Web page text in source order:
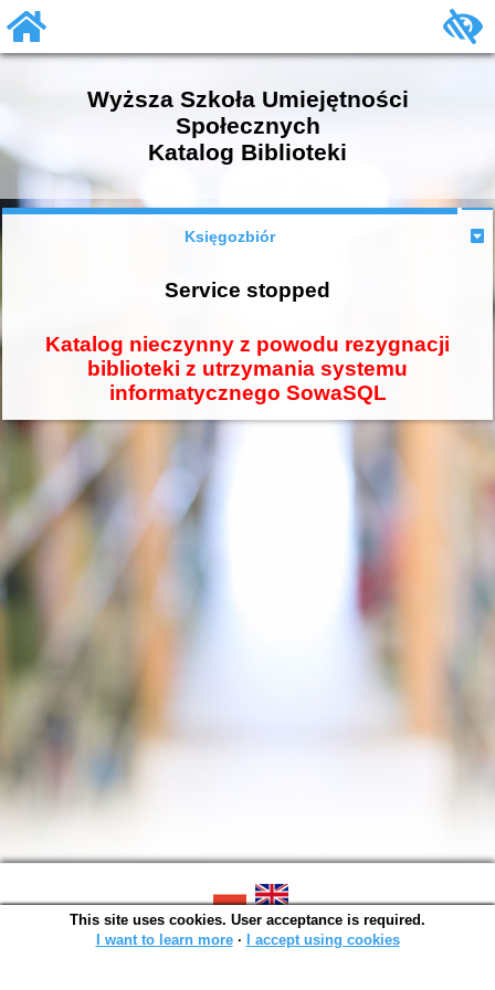
Wyższa Szkoła Umiejętności
Społecznych
Katalog Biblioteki
Księgozbiór
Service stopped
Katalog nieczynny z powodu rezygnacji
biblioteki z utrzymania systemu
informatycznego SowaSQL
SOWA OPAC v. 4.9.11 (2024-07-03)
Generated in 0,0030 s.
This site uses cookies. User acceptance is required.
I want to learn more∙ I accept using cookies